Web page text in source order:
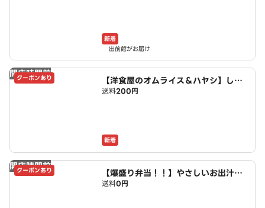
新着
出前館がお届け
開店時間前
クーポンあり
【洋食屋のオムライス＆ハヤシ】しあ
わせのグリル亭 扇大橋店
送料200円
新着
開店時間前
クーポンあり
【爆盛り弁当！！】やさしいお出汁と
チキン南蛮 板橋店
送料0円